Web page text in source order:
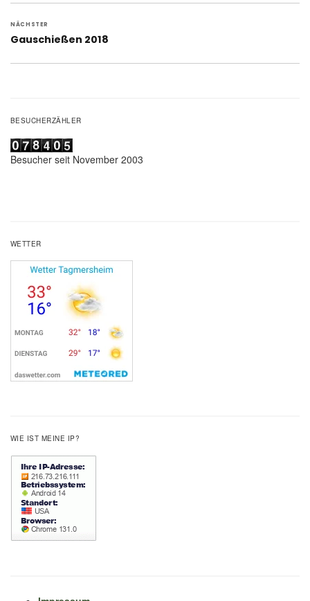
NÄCHSTER
Nächster
Gauschießen 2018
BESUCHERZÄHLER
Besucher seit November 2003
WETTER
WIE IST MEINE IP?